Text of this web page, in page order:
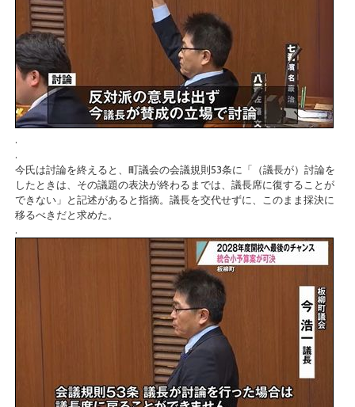
.
.
今氏は討論を終えると、町議会の会議規則53条に「（議長が）討論を
したときは、その議題の表決が終わるまでは、議長席に復することが
できない」と記述があると指摘。議長を交代せずに、このまま採決に
移るべきだと求めた。
.